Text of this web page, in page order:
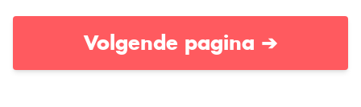
Volgende pagina ➔